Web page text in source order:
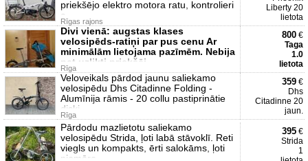
priekšējo elektro motora ratu, kontrolieri
a
Rīgas rajons
Liberty 20
lietota
Divi vienā: augstas klases
velosipēds-ratiņi par pus cenu Ar
minimālām lietojama pazīmēm. Nebija
pat uzlikti priekšēj
Rīga
800 €
Taga
1.0
lietota
Veloveikals pārdod jaunu saliekamo
velosipēdu Dhs Citadinne Folding -
Alumīnija rāmis - 20 collu pastiprinātie
diski
Rīga
359 €
Dhs
Citadinne 20
jaun.
Pārdodu mazlietotu saliekamo
velosipēdu Strida, ļoti labā stāvoklī. Reti
viegls un kompakts, ērti salokāms, ļoti
piemēro
395 €
Strida
1